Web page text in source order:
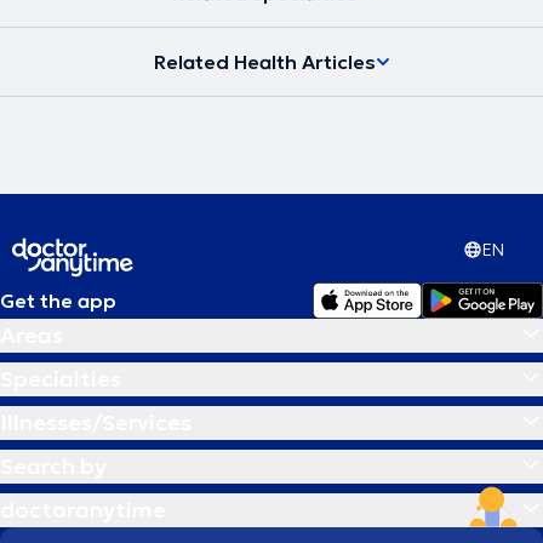
ιατρική εντείνεται όλο και περισσότερο η προσπάθεια για
Related Health Articles
EN
Get the app